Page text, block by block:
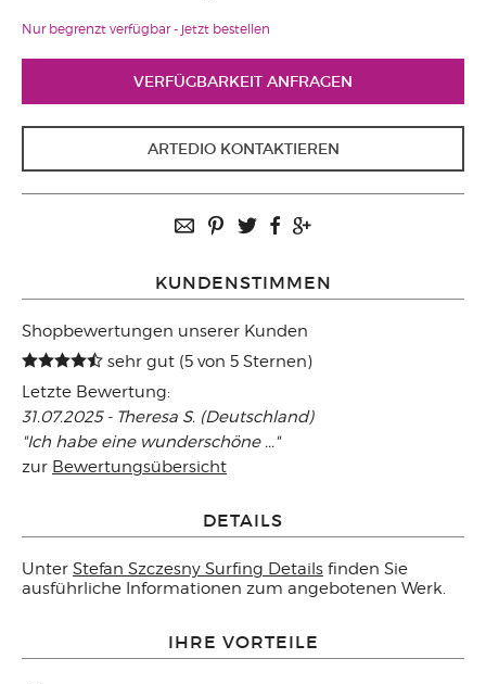
Nur begrenzt verfügbar - jetzt bestellen
VERFÜGBARKEIT ANFRAGEN
ARTEDIO KONTAKTIEREN
KUNDENSTIMMEN
Shopbewertungen unserer Kunden
sehr gut (5 von 5 Sternen)
Letzte Bewertung:
31.07.2025 - Theresa S. (Deutschland)
"Ich habe eine wunderschöne ..."
zur Bewertungsübersicht
DETAILS
Unter Stefan Szczesny Surfing Details finden Sie
ausführliche Informationen zum angebotenen Werk.
IHRE VORTEILE